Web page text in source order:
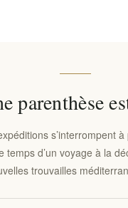
Information
Mon compte
parenthèse
s’interrompent
temps d’un voyage à la
trouvailles